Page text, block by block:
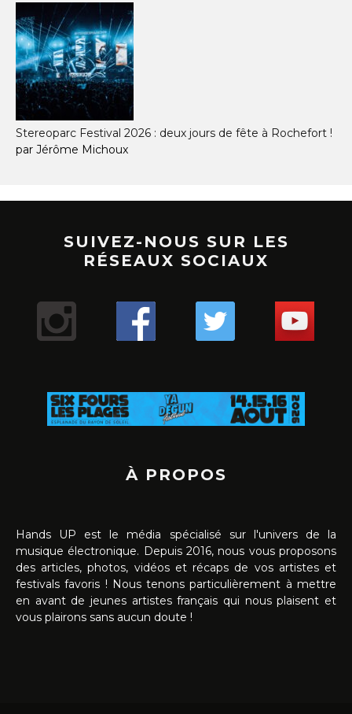
Stereoparc Festival 2026 : deux jours de fête à Rochefort !
par Jérôme Michoux
SUIVEZ-NOUS SUR LES
RÉSEAUX SOCIAUX
À PROPOS
Hands UP est le média spécialisé sur l'univers de la
musique électronique. Depuis 2016, nous vous proposons
des articles, photos, vidéos et récaps de vos artistes et
festivals favoris ! Nous tenons particulièrement à mettre
en avant de jeunes artistes français qui nous plaisent et
vous plairons sans aucun doute !